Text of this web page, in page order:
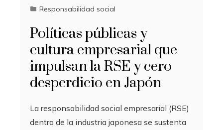
Responsabilidad social
Políticas públicas y
cultura empresarial que
impulsan la RSE y cero
desperdicio en Japón
La responsabilidad social empresarial (RSE)
dentro de la industria japonesa se sustenta